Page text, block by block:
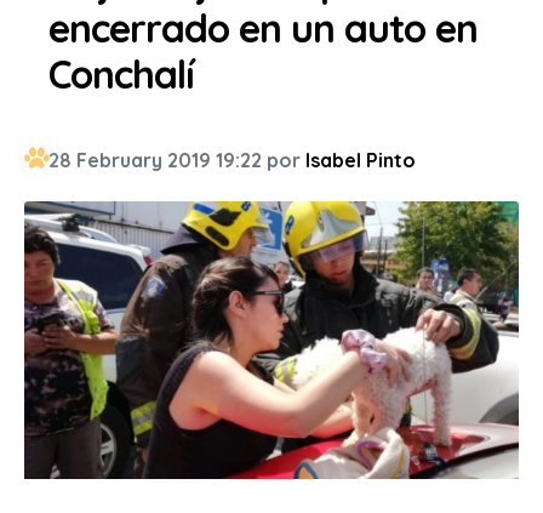
encerrado en un auto en
Conchalí
28 February 2019 19:22 por Isabel Pinto